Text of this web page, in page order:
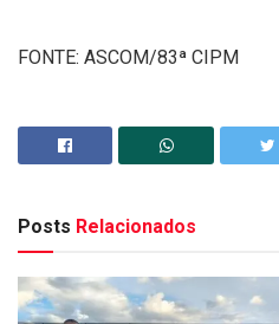
FONTE: ASCOM/83ª CIPM
Posts Relacionados